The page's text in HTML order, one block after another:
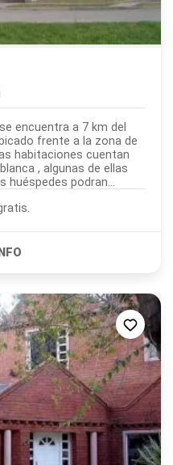
encuentra a 7 km del
frente a la zona de
, algunas de ellas
huéspedes podran
Wi-Fi gratis.